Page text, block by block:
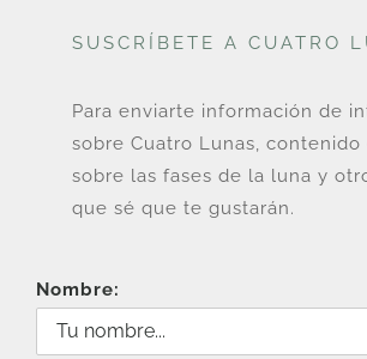
SUSCRÍBETE A CUATRO
Para enviarte información de
sobre Cuatro Lunas, contenido
sobre las fases de la luna y
que sé que te gustarán.
Nombre: